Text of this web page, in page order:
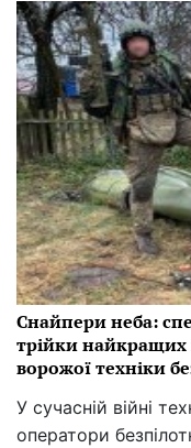
Снайпери неба:
трійки найкращих
ворожої техніки
У сучасній війні
оператори